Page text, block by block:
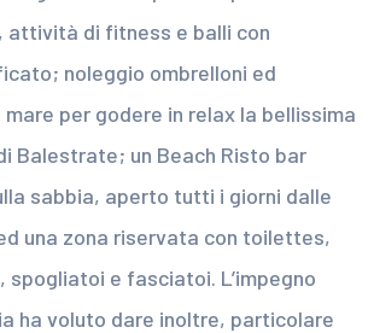
attività di fitness e balli con
noleggio ombrelloni ed
per godere in relax la bellissima
Balestrate; un Beach Risto bar
sabbia, aperto tutti i giorni dalle
una zona riservata con toilettes,
spogliatoi e fasciatoi. L’impegno
ha voluto dare inoltre, particolare